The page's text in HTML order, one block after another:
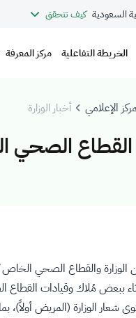
السعودية كيف تتحقق
الخريطة التفاعلية مركز المعرفة
الإعلامي أخبار الوزارة
القطاع
الوزارة والقطاع الصحي
ببعض مُلاك وقيادات
الوزارة (المريض